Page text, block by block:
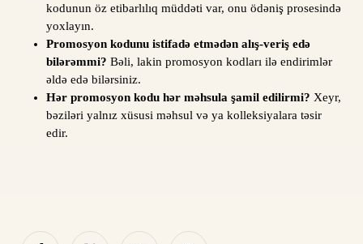
kodunun öz etibarlılıq müddəti var, onu ödəniş prosesində
yoxlayın.
Promosyon kodunu istifadə etmədən alış-veriş edə
bilərəmmi? Bəli, lakin promosyon kodları ilə endirimlər
əldə edə bilərsiniz.
Hər promosyon kodu hər məhsula şamil edilirmi? Xeyr,
bəziləri yalnız xüsusi məhsul və ya kolleksiyalara təsir
edir.